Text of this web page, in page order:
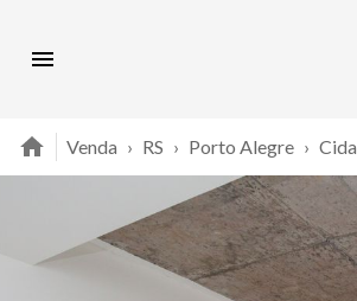
Venda › RS › Porto Alegre ›